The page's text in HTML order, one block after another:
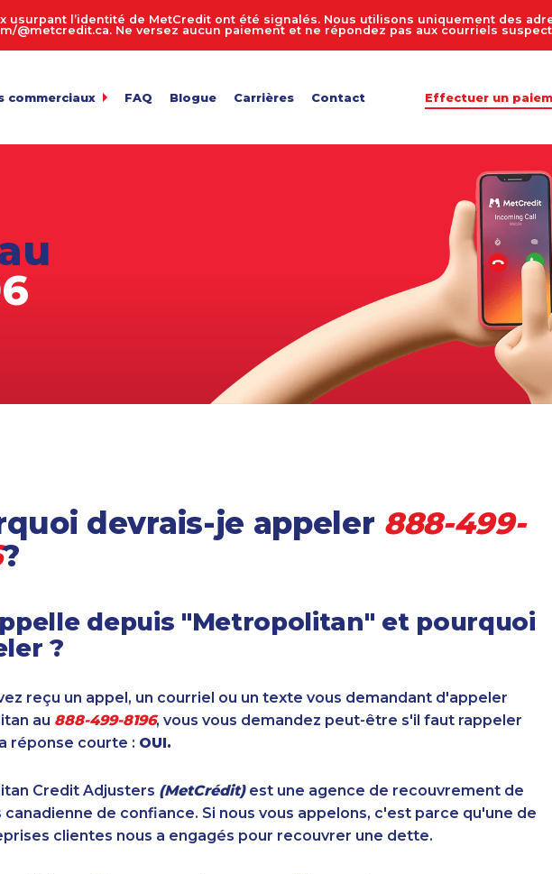
usurpant l’identité de MetCredit ont été signalés. Nous utilisons uniquement des
@metcredit.ca. Ne versez aucun paiement et ne répondez pas aux courriels
commerciaux
de fichiers
en vrac
votre facture
de confidentialité
FAQ Blogue Carrières Contact Effectuer un
devrais-je appeler 888-499-
?
depuis "Metropolitan" et pourquoi
?
reçu un appel, un courriel ou un texte vous demandant d'appeler
au 888-499-8196, vous vous demandez peut-être s'il faut rappeler
réponse courte : OUI.
Credit Adjusters (MetCrédit)est une agence de recouvrement de
canadienne de confiance. Si nous vous appelons, c'est parce qu'une de
clientes nous a engagés pour recouvrer une dette.